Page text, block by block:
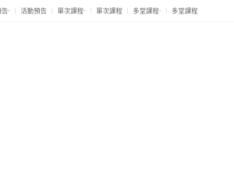
告- 活動預告 單次課程- 單次課程 多堂課程- 多堂課程